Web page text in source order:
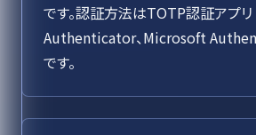
です。認証方法はTOTP認証アプ
Authenticator、Microsoft
です。